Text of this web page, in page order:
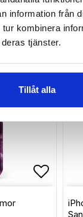
information från
kombinera
tjänster.
Tillåt alla
Lägg